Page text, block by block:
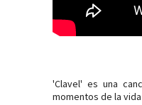
'Clavel' es una
momentos de la